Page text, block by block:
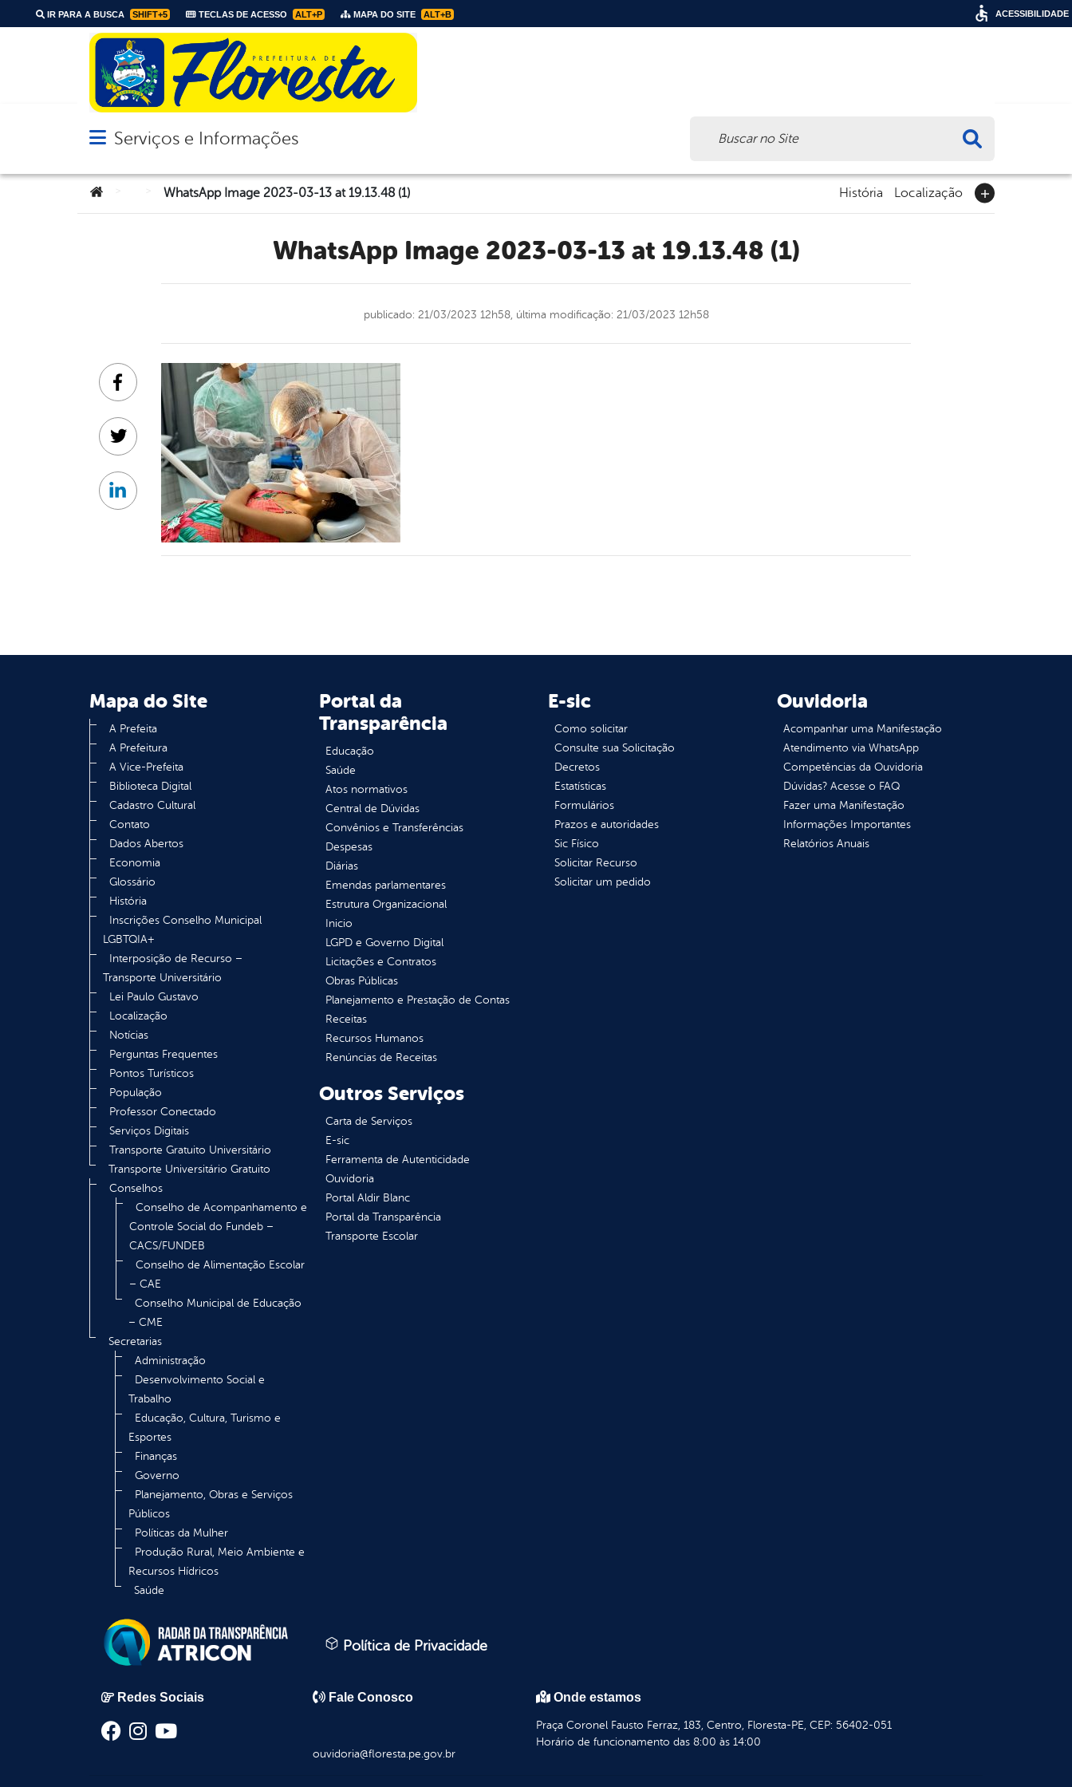
IR PARA A BUSCA SHIFT+5 TECLAS DE ACESSO ALT+P MAPA DO SITE ALT+B
Abrir menu principal de navegação
Serviços e Informações
Você está aqui:WhatsApp Image 2023-03-13 at 19.13.48 (1) História Localização
WhatsApp Image 2023-03-13 at 19.13.48 (1)
publicado: 21/03/2023 12h58, última modificação: 21/03/2023 12h58
Facebook
Twitter
Linkedin
Mapa do Site
A Prefeita
A Prefeitura
A Vice-Prefeita
Biblioteca Digital
Cadastro Cultural
Contato
Dados Abertos
Economia
Glossário
História
Inscrições Conselho Municipal
LGBTQIA+
Interposição de Recurso –
Transporte Universitário
Lei Paulo Gustavo
Localização
Notícias
Perguntas Frequentes
Pontos Turísticos
População
Professor Conectado
Serviços Digitais
Transporte Gratuito Universitário
Transporte Universitário Gratuito
Conselhos
Conselho de Acompanhamento e
Controle Social do Fundeb –
CACS/FUNDEB
Conselho de Alimentação Escolar
– CAE
Conselho Municipal de Educação
– CME
Secretarias
Administração
Desenvolvimento Social e
Trabalho
Educação, Cultura, Turismo e
Esportes
Finanças
Governo
Planejamento, Obras e Serviços
Públicos
Políticas da Mulher
Produção Rural, Meio Ambiente e
Recursos Hídricos
Saúde
Portal da
Transparência
Educação
Saúde
Atos normativos
Central de Dúvidas
Convênios e Transferências
Despesas
Diárias
Emendas parlamentares
Estrutura Organizacional
Inicio
LGPD e Governo Digital
Licitações e Contratos
Obras Públicas
Planejamento e Prestação de Contas
Receitas
Recursos Humanos
Renúncias de Receitas
E-sic
Como solicitar
Consulte sua Solicitação
Decretos
Estatísticas
Formulários
Prazos e autoridades
Sic Físico
Solicitar Recurso
Solicitar um pedido
Ouvidoria
Acompanhar uma Manifestação
Atendimento via WhatsApp
Competências da Ouvidoria
Dúvidas? Acesse o FAQ
Fazer uma Manifestação
Informações Importantes
Relatórios Anuais
Outros Serviços
Carta de Serviços
E-sic
Ferramenta de Autenticidade
Ouvidoria
Portal Aldir Blanc
Portal da Transparência
Transporte Escolar
Política de Privacidade
Redes Sociais Fale Conosco
ouvidoria@floresta.pe.gov.br
Onde estamos
Praça Coronel Fausto Ferraz, 183, Centro, Floresta-PE, CEP: 56402-051
Horário de funcionamento das 8:00 às 14:00
ACESSIBILIDADE